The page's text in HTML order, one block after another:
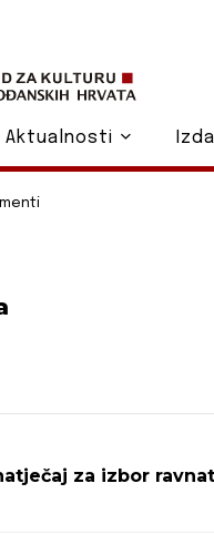
za izbor
Aktualnosti